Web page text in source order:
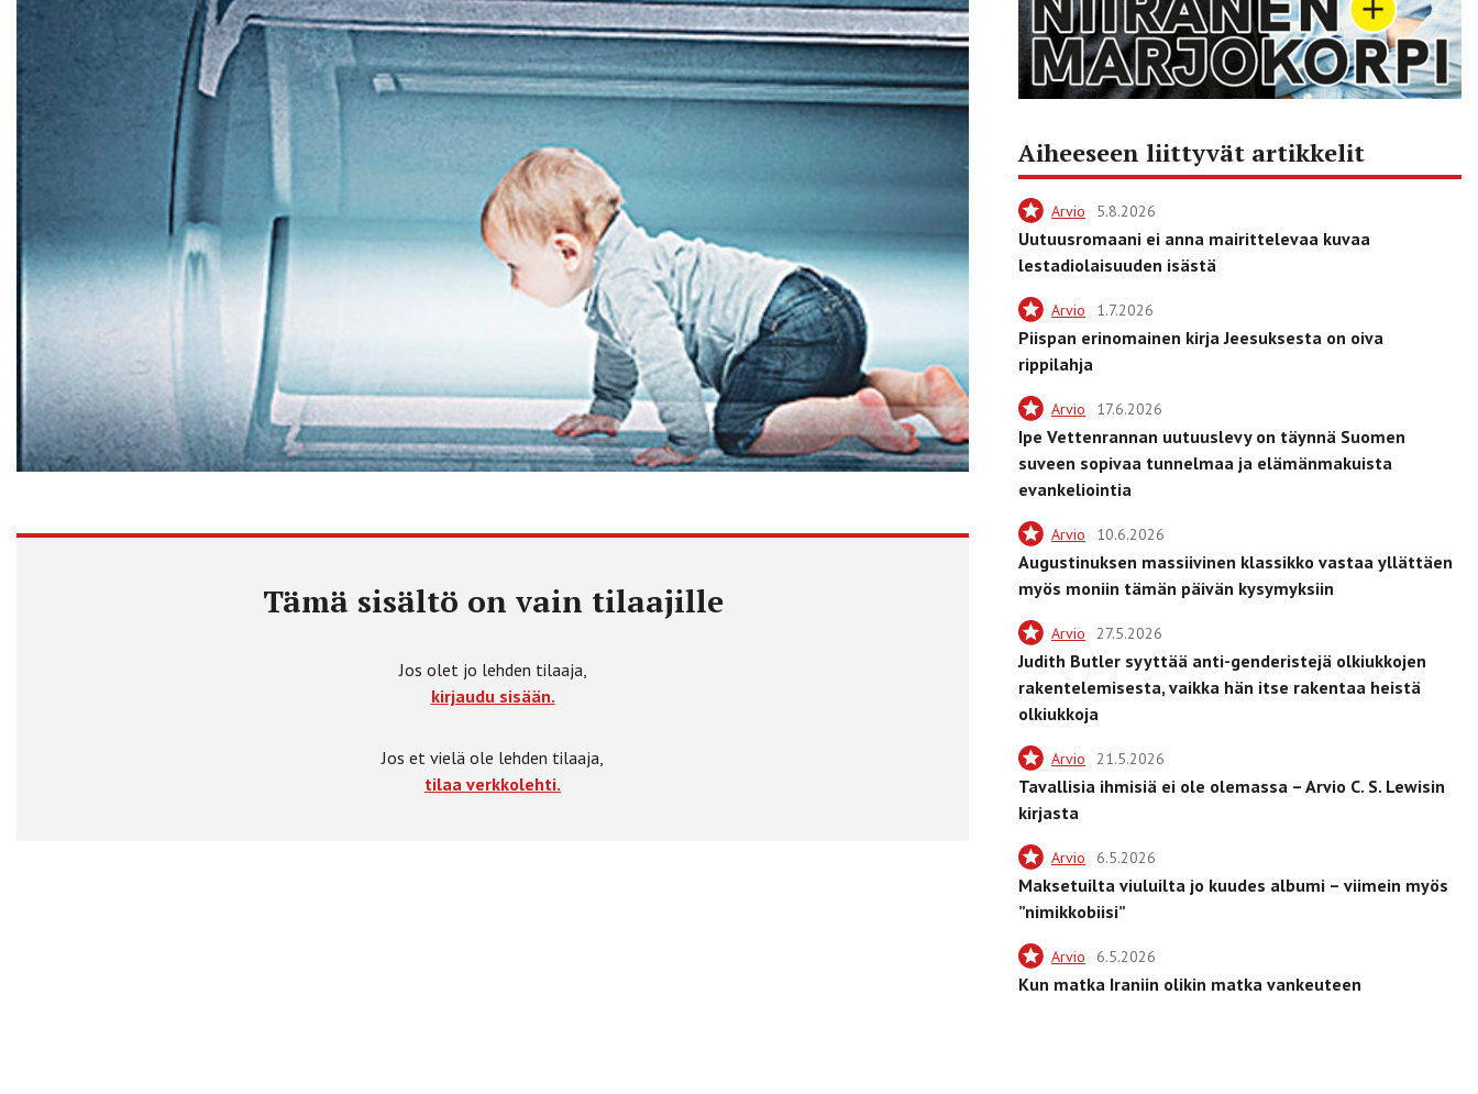
Tämä sisältö on vain tilaajille
Jos olet jo lehden tilaaja,
kirjaudu sisään.
Jos et vielä ole lehden tilaaja,
tilaa verkkolehti.
Aiheeseen liittyvät artikkelit
Arvio 5.8.2026
Uutuusromaani ei anna mairittelevaa kuvaa
lestadiolaisuuden isästä
Arvio 1.7.2026
Piispan erinomainen kirja Jeesuksesta on oiva
rippilahja
Arvio 17.6.2026
Ipe Vettenrannan uutuuslevy on täynnä Suomen
suveen sopivaa tunnelmaa ja elämänmakuista
evankeliointia
Arvio 10.6.2026
Augustinuksen massiivinen klassikko vastaa yllättäen
myös moniin tämän päivän kysymyksiin
Arvio 27.5.2026
Judith Butler syyttää anti-genderistejä olkiukkojen
rakentelemisesta, vaikka hän itse rakentaa heistä
olkiukkoja
Arvio 21.5.2026
Tavallisia ihmisiä ei ole olemassa – Arvio C. S. Lewisin
kirjasta
Arvio 6.5.2026
Maksetuilta viuluilta jo kuudes albumi – viimein myös
”nimikkobiisi”
Arvio 6.5.2026
Kun matka Iraniin olikin matka vankeuteen